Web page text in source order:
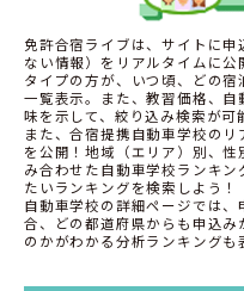
免許合宿ライブは、サイトに
ない情報）をリアルタイムに
タイプの方が、いつ頃、どの
一覧表示。また、教習価格、
味を示して、絞り込み検索が可
また、合宿提携自動車学校の
を公開！地域（エリア）別、
み合わせた自動車学校ランキ
たいランキングを検索しよう！
自動車学校の詳細ページでは
合、どの都道府県からも申込
のかがわかる分析ランキングも